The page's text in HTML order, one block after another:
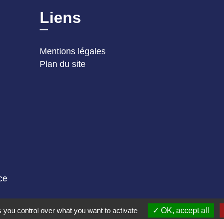
Liens
Mentions légales
Plan du site
control over what you want to activate OK, accept all